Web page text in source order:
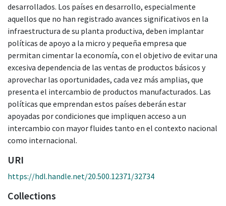
desarrollados. Los países en desarrollo, especialmente
aquellos que no han registrado avances significativos en la
infraestructura de su planta productiva, deben implantar
políticas de apoyo a la micro y pequeña empresa que
permitan cimentar la economía, con el objetivo de evitar una
excesiva dependencia de las ventas de productos básicos y
aprovechar las oportunidades, cada vez más amplias, que
presenta el intercambio de productos manufacturados. Las
políticas que emprendan estos países deberán estar
apoyadas por condiciones que impliquen acceso a un
intercambio con mayor fluides tanto en el contexto nacional
como internacional.
URI
https://hdl.handle.net/20.500.12371/32734
Collections